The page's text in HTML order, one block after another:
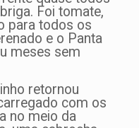
Foi tomate,
para todos os
e o Panta
meses sem
retornou
com os
no meio da